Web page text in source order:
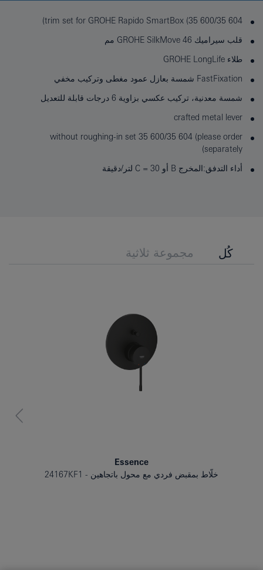
trim set for GROHE Rapido SmartBox (35 600/35 604)
قلب سيراميك GROHE SilkMove 46 مم
طلاء GROHE LongLife
FastFixation شمسة بعازل عمود مغطى وتركيب مخفي
شمسة معدنية، تركيب عكسي بزاوية 6 درجات قابلة للتعديل
crafted metal lever
without roughing-in set 35 600/35 604 (please order
separately)
أداء التدفق:المخرج B أو C = 30 لتر/دقيقة
كُل مجموعة ثلاثية
Essence
خلّاط بمقبض فردي مع محول باتجاهين
24167KF1